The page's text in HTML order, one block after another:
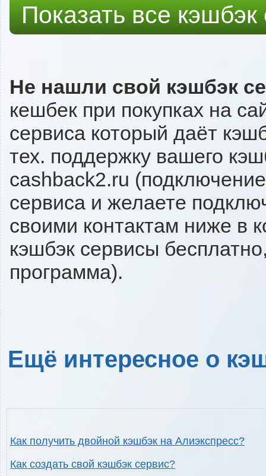
Показать все
Не нашли свой кэшбэк
кешбек при покупках на
сервиса который даёт
тех. поддержку вашего
cashback2.ru
сервиса и желаете
своими контактам ниже в
кэшбэк сервисы
программа).
Ещё интересное о
Как получить двойной кэшбэк на Алиэкспресс?
Как создать свой кэшбэк сервис?